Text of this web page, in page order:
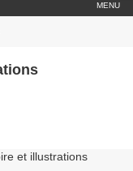
MENU